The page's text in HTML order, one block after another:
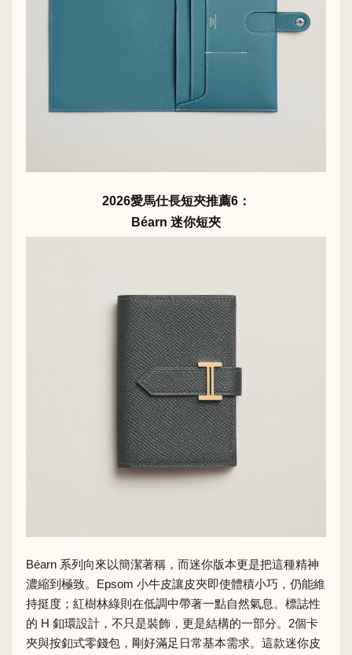
2026愛馬仕長短夾推薦6：
Béarn 迷你短夾
Béarn 系列向來以簡潔著稱，而迷你版本更是把這種精神
濃縮到極致。Epsom 小牛皮讓皮夾即使體積小巧，仍能維
持挺度；紅樹林綠則在低調中帶著一點自然氣息。標誌性
的 H 釦環設計，不只是裝飾，更是結構的一部分。2個卡
夾與按釦式零錢包，剛好滿足日常基本需求。這款迷你皮